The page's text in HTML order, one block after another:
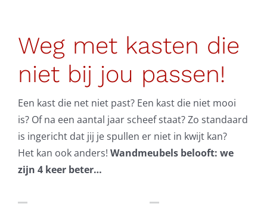
Weg met kasten die
niet bij jou passen!
Een kast die net niet past? Een kast die niet mooi
is? Of na een aantal jaar scheef staat? Zo standaard
is ingericht dat jij je spullen er niet in kwijt kan?
Het kan ook anders! Wandmeubels belooft: we
zijn 4 keer beter…